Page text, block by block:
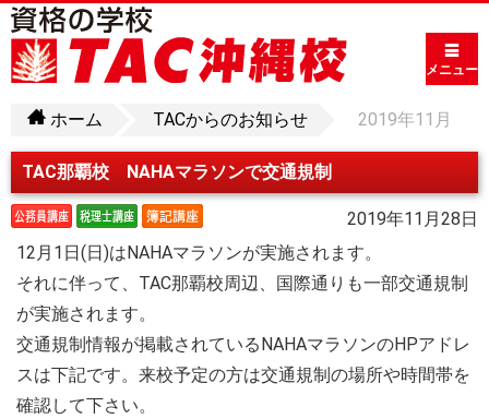
メニュー
ホーム TACからのお知らせ 2019年11月
TAC那覇校 NAHAマラソンで交通規制
2019年11月28日
12月1日(日)はNAHAマラソンが実施されます。
それに伴って、TAC那覇校周辺、国際通りも一部交通規制
が実施されます。
交通規制情報が掲載されているNAHAマラソンのHPアドレ
スは下記です。来校予定の方は交通規制の場所や時間帯を
確認して下さい。